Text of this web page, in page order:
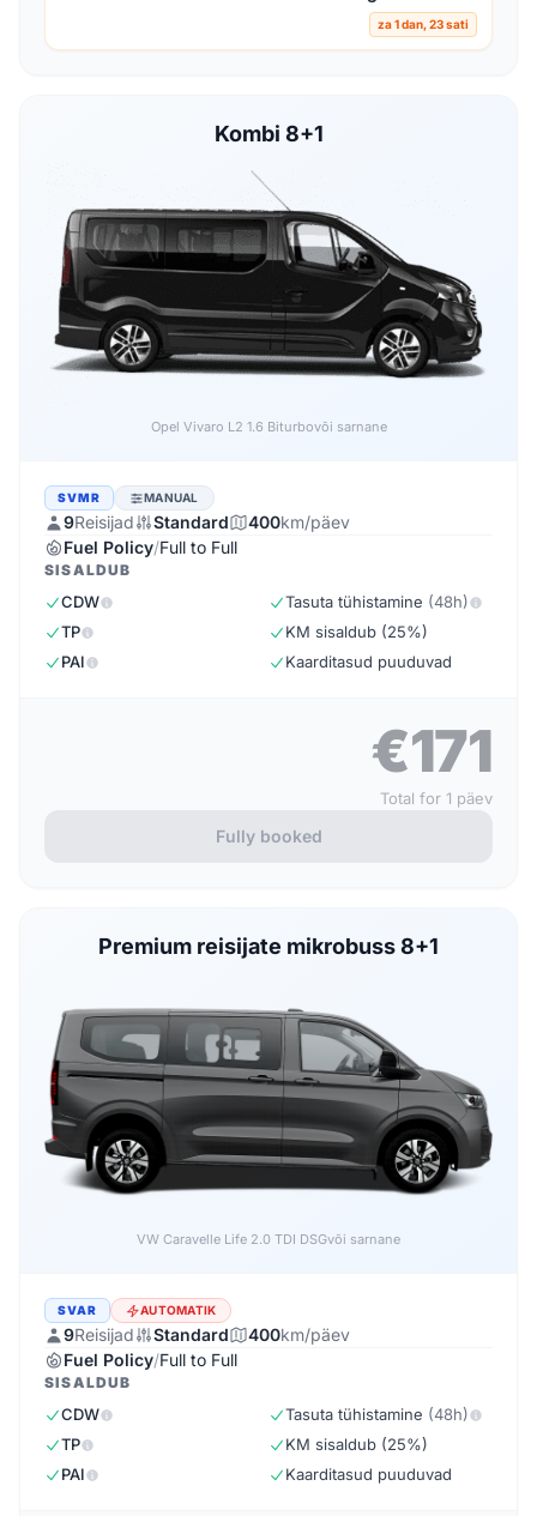
za 1 dan, 23 sati
Kombi 8+1
Opel Vivaro L2 1.6 Biturbovõi sarnane
SVMR MANUAL
9Reisijad Standard 400km/päev
Fuel Policy/Full to Full
SISALDUB
CDW
TP
PAI
Tasuta tühistamine (48h)
KM sisaldub (25%)
Kaarditasud puuduvad
€171
Total for 1 päev
Fully booked
Premium reisijate mikrobuss 8+1
VW Caravelle Life 2.0 TDI DSGvõi sarnane
SVAR AUTOMATIK
9Reisijad Standard 400km/päev
Fuel Policy/Full to Full
SISALDUB
CDW
TP
PAI
Tasuta tühistamine (48h)
KM sisaldub (25%)
Kaarditasud puuduvad